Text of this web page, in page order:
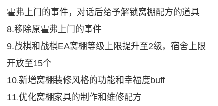
霍弗上门的事件，对话后给予解锁窝棚配方的道具
8.移除原霍弗上门的事件
9.战棋和战棋EA窝棚等级上限提升至2级，宿舍上限
开放至15个
10.新增窝棚装修风格的功能和幸福度buff
11.优化窝棚家具的制作和维修配方